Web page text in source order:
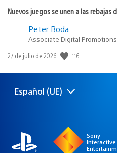
Nuevos juegos se unen a las
Peter Boda
Associate Digital
Fecha
publicación:
27 de julio de 2026 116
Selecciona
una
Región
actual:
Español (UE)
Sony
Interactive